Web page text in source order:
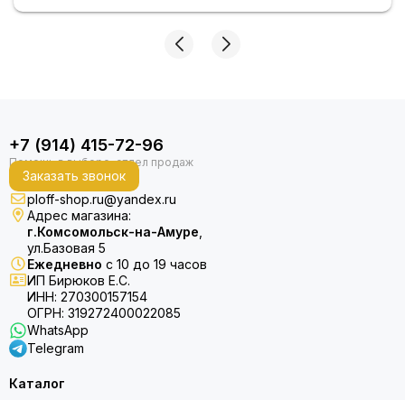
+7 (914) 415-72-96
Заказать звонок
ploff-shop.ru@yandex.ru
Адрес магазина:
г.Комсомольск-на-Амуре
ул.Базовая 5
Ежедневно с 10 до 19 часов
ИП Бирюков Е.С.
ИНН: 270300157154
ОГРН: 319272400022085
WhatsApp
Telegram
Каталог